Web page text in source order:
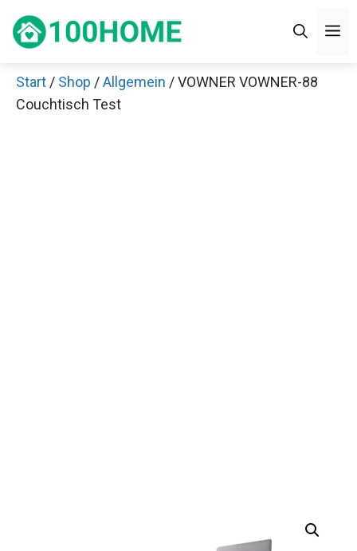
Inhalt
Start / Shop /Allgemein / VOWNER VOWNER-88
Couchtisch Test